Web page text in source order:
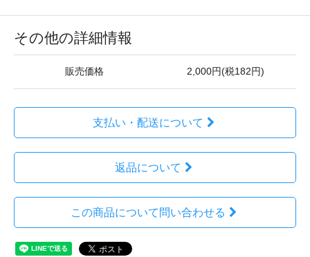
その他の詳細情報
販売価格 2,000円(税182円)
支払い・配送について
返品について
この商品について問い合わせる